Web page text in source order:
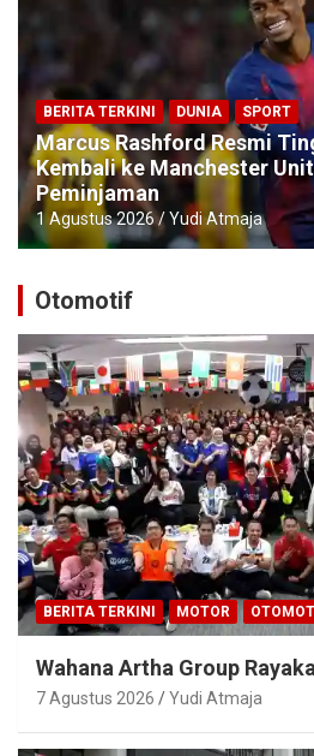
BERITA TERKINI DUNIA SPORT
Marcus Rashford Resmi
Kembali ke Manchester
Peminjaman
1 Agustus 2026 Yudi Atmaja
Otomotif
BERITA TERKINI MOTOR
Wahana Artha Group
7 Agustus 2026 Yudi Atmaja